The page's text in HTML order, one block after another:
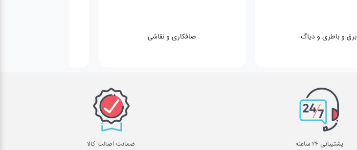
برق و باطری و دیاگ صافکاری و نقاشی
پشتیبانی 24 ساعته ضمانت اصالت کالا